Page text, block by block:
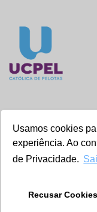
Usamos cookies
experiência. Ao
de Privacidade.
Recusar Cookies
Contato:
Endereço: Rua
Térreo
© Copyright 2026